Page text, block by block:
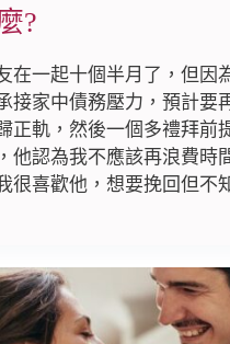
?
在一起十個半月了，但因
接家中債務壓力，預計要
正軌，然後一個多禮拜前
他認為我不應該再浪費時
很喜歡他，想要挽回但不